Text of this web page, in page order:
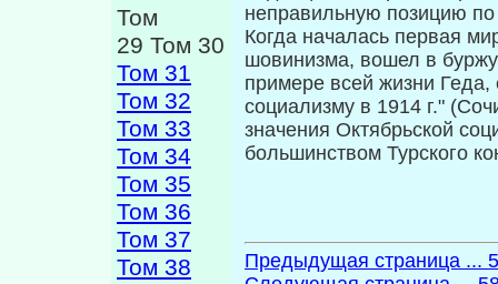
Том
29 Том 30
Том 31
Том 32
Том 33
Том 34
Том 35
Том 36
Том 37
Том 38
неправильную позицию
Когда началась первая
шовинизма, вошел в
примере всей жизни
социализму в 1914 г."
значения Октябрьской
большинством Турского
Предыдущая страница ...